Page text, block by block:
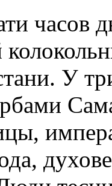
часов
У